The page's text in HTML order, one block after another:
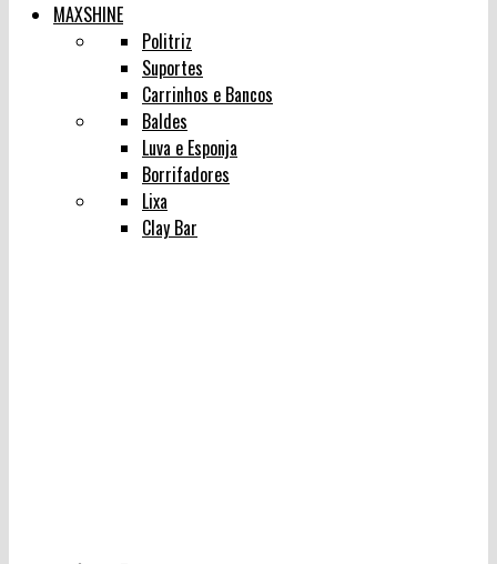
MAXSHINE
Politriz
Suportes
Carrinhos e Bancos
Baldes
Luva e Esponja
Borrifadores
Lixa
Clay Bar